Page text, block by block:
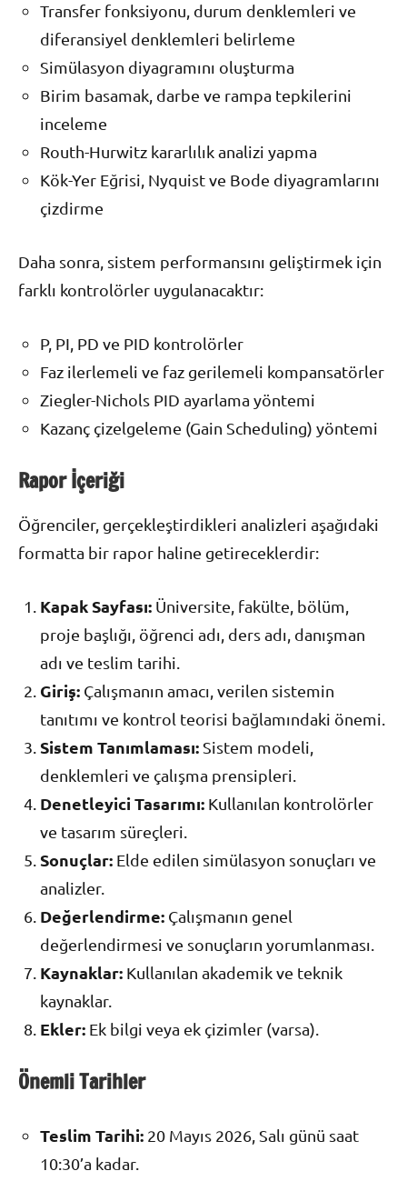
Transfer fonksiyonu, durum denklemleri ve
diferansiyel denklemleri belirleme
Simülasyon diyagramını oluşturma
Birim basamak, darbe ve rampa tepkilerini
inceleme
Routh-Hurwitz kararlılık analizi yapma
Kök-Yer Eğrisi, Nyquist ve Bode diyagramlarını
çizdirme
Daha sonra, sistem performansını geliştirmek için
farklı kontrolörler uygulanacaktır:
P, PI, PD ve PID kontrolörler
Faz ilerlemeli ve faz gerilemeli kompansatörler
Ziegler-Nichols PID ayarlama yöntemi
Kazanç çizelgeleme (Gain Scheduling) yöntemi
Rapor İçeriği
Öğrenciler, gerçekleştirdikleri analizleri aşağıdaki
formatta bir rapor haline getireceklerdir:
Kapak Sayfası: Üniversite, fakülte, bölüm,
proje başlığı, öğrenci adı, ders adı, danışman
adı ve teslim tarihi.
Giriş: Çalışmanın amacı, verilen sistemin
tanıtımı ve kontrol teorisi bağlamındaki önemi.
Sistem Tanımlaması: Sistem modeli,
denklemleri ve çalışma prensipleri.
Denetleyici Tasarımı: Kullanılan kontrolörler
ve tasarım süreçleri.
Sonuçlar: Elde edilen simülasyon sonuçları ve
analizler.
Değerlendirme: Çalışmanın genel
değerlendirmesi ve sonuçların yorumlanması.
Kaynaklar: Kullanılan akademik ve teknik
kaynaklar.
Ekler: Ek bilgi veya ek çizimler (varsa).
Önemli Tarihler
Teslim Tarihi: 20 Mayıs 2026, Salı günü saat
10:30’a kadar.